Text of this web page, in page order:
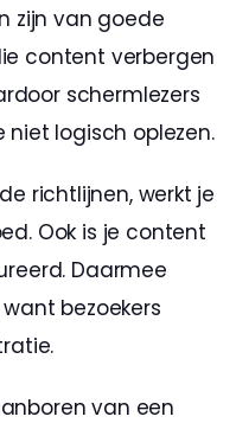
zijn van goede
content verbergen
schermlezers
(en dus ook Google) de site niet logisch oplezen.
richtlijnen, werkt je
Ook is je content
Daarmee
bezoekers
van een